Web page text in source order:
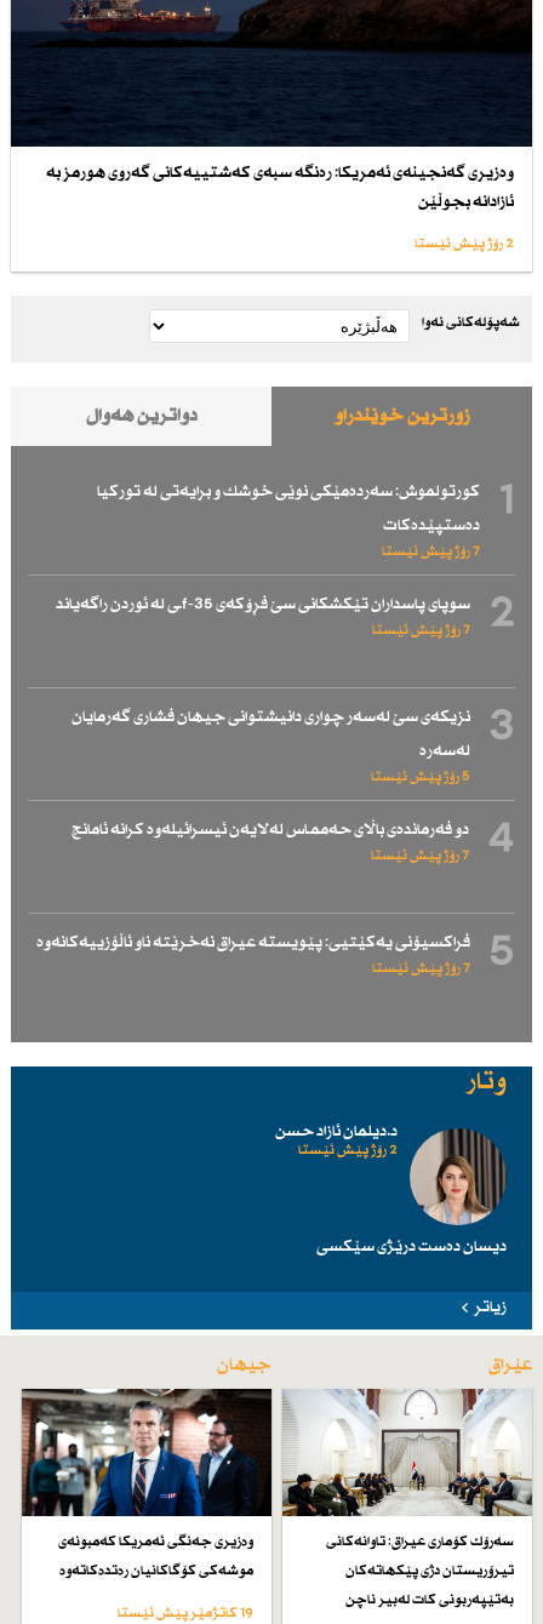
وەزیری گەنجینەی ئەمریكا: رەنگە سبەی كەشتییەكانی گەروی هورمز بە
ئازادانە بجوڵێن
2 رۆژ پێش ئێستا
شەپۆلەکانی نەوا
زۆرترین خوێندراو دواترین هەواڵ
1
كورتولموش: سەردەمێكی نوێی خوشك و برایەتی لە توركیا
دەستپێدەكات
7 رۆژ پێش ئێستا
2 سوپای پاسداران تێكشكانی سێ فڕۆكەی f-35ـی لە ئوردن راگەیاند
7 رۆژ پێش ئێستا
3
نزیكەی سێ لەسەر چواری دانیشتوانی جیهان فشاری گەرمایان
لەسەرە
5 رۆژ پێش ئێستا
4 دو فەرماندەی باڵای حەممـاس لەلایەن ئیسرائیلەوە كرانە ئامانج
7 رۆژ پێش ئێستا
5 فراكسیۆنی یەكێتیی: پێویستە عیراق نەخرێتە ناو ئاڵۆزییەكانەوە
7 رۆژ پێش ئێستا
وتار
د.دیلمان ئازاد حسن
2 رۆژ پێش ئێستا
دیسان دەست درێژی سێكسی
زیاتر
عێراق
سەرۆك كۆماری عیراق: تاوانەكانی
تیرۆریستان دژی پێكهاتەكان
بەتێپەربونی كات لەبیر ناچن
جیهان
وەزیری جەنگی ئەمریكا كەمبونەی
موشەكی كۆگاكانیان رەتدەكاتەوە
19 کاتژمێر پێش ئێستا